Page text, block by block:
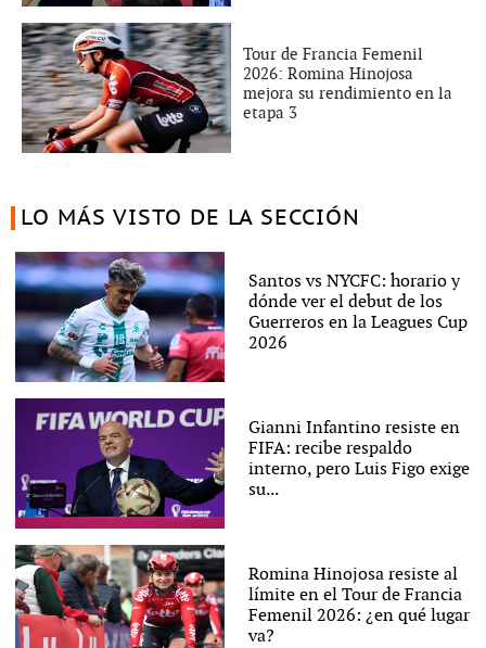
Tour de Francia Femenil
2026: Romina Hinojosa
mejora su rendimiento en la
etapa 3
LO MÁS VISTO DE LA SECCIÓN
Santos vs NYCFC: horario y
dónde ver el debut de los
Guerreros en la Leagues Cup
2026
Gianni Infantino resiste en
FIFA: recibe respaldo
interno, pero Luis Figo exige
su...
Romina Hinojosa resiste al
límite en el Tour de Francia
Femenil 2026: ¿en qué lugar
va?